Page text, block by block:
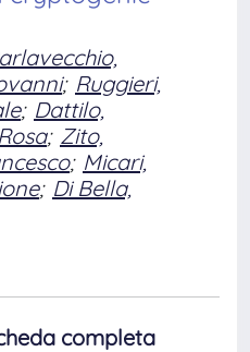
; Ruggieri,
; Dattilo,
; Zito,
; Micari,
; Di Bella,
completa